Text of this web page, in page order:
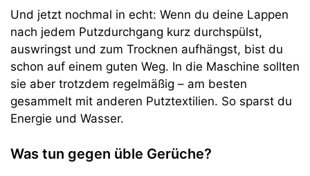
Und jetzt nochmal in echt: Wenn du deine Lappen
nach jedem Putzdurchgang kurz durchspülst,
auswringst und zum Trocknen aufhängst, bist du
schon auf einem guten Weg. In die Maschine sollten
sie aber trotzdem regelmäßig – am besten
gesammelt mit anderen Putztextilien. So sparst du
Energie und Wasser.
Was tun gegen üble Gerüche?